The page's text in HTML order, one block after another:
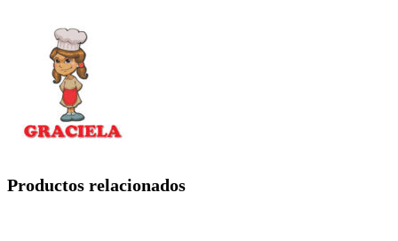
Productos relacionados